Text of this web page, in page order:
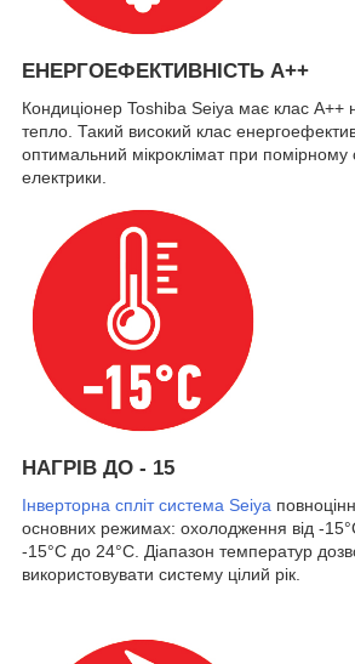
ЕНЕРГОЕФЕКТИВНІСТЬ А++
Кондиціонер Toshiba Seiya має клас A++
тепло. Такий високий клас
оптимальний мікроклімат при помірному
електрики.
НАГРІВ ДО - 15
Інверторна спліт система Seiya
основних режимах: охолодження від -
-15°C до 24°C. Діапазон температур
використовувати систему цілий рік.